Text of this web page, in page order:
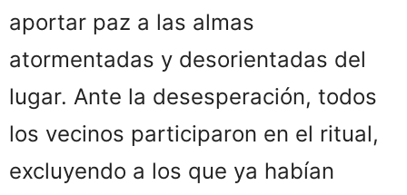
aportar paz a las almas
atormentadas y desorientadas del
lugar. Ante la desesperación, todos
los vecinos participaron en el ritual,
excluyendo a los que ya habían